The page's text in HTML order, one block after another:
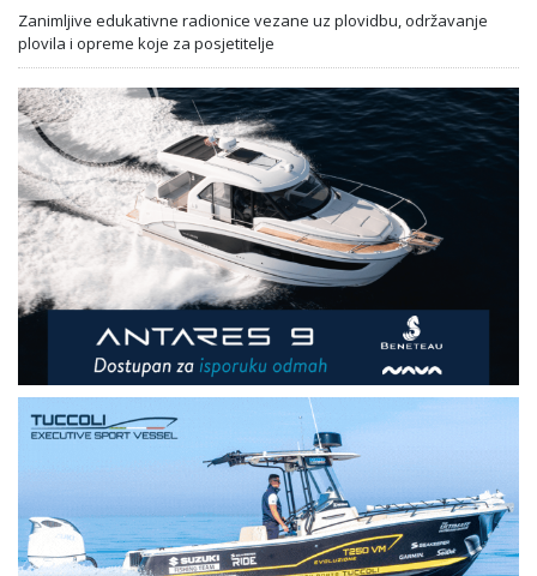
Zanimljive edukativne radionice vezane uz plovidbu, održavanje
plovila i opreme koje za posjetitelje